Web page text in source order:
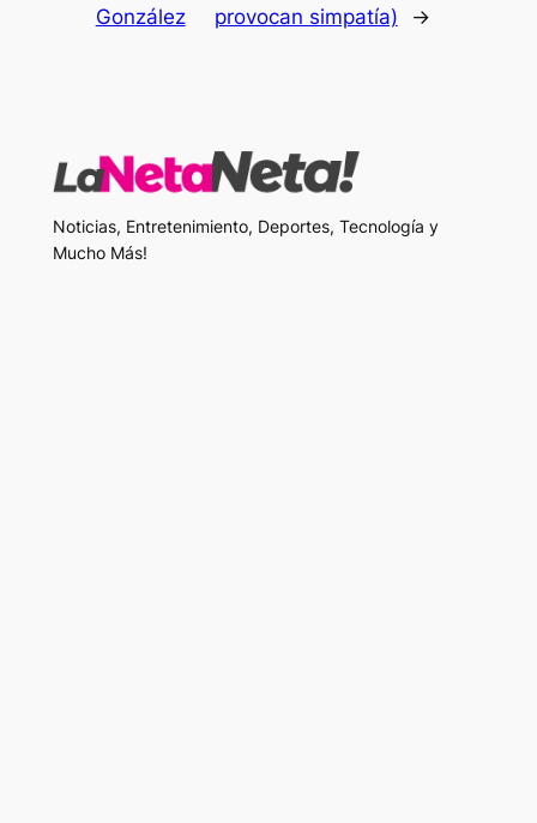
González provocan simpatía) →
Noticias, Entretenimiento, Deportes, Tecnología y
Mucho Más!